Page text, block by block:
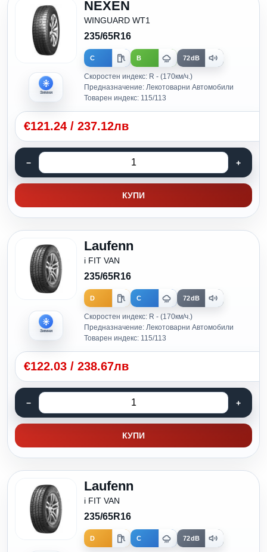
Зимни
NEXEN
WINGUARD WT1
235/65R16
C B 72dB
Скоростен индекс: R - (170км/ч.)
Предназначение: Лекотоварни Автомобили
Товарен индекс: 115/113
€121.24 / 237.12лв
КУПИ
Зимни
Laufenn
i FIT VAN
235/65R16
D C 72dB
Скоростен индекс: R - (170км/ч.)
Предназначение: Лекотоварни Автомобили
Товарен индекс: 115/113
€122.03 / 238.67лв
КУПИ
Laufenn
i FIT VAN
235/65R16
D C 72dB